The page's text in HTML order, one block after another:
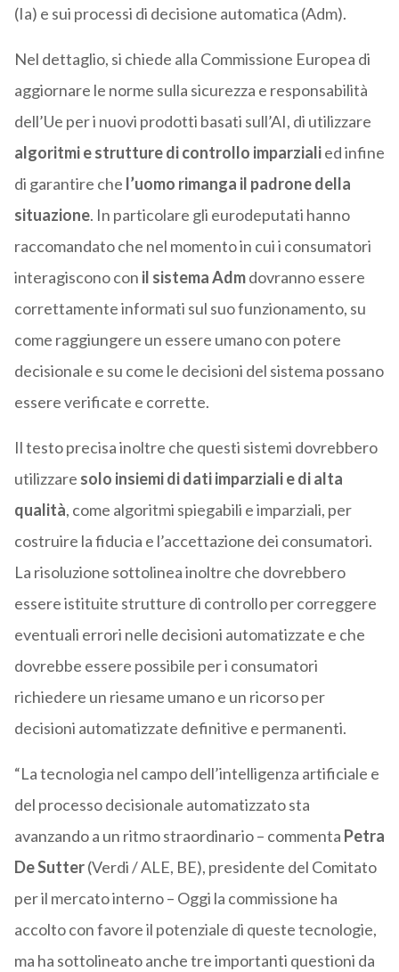
(Ia) e sui processi di decisione automatica (Adm).
Nel dettaglio, si chiede alla Commissione Europea di
aggiornare le norme sulla sicurezza e responsabilità
dell’Ue per i nuovi prodotti basati sull’AI, di utilizzare
algoritmi e strutture di controllo imparzialied infine
di garantire che l’uomo rimanga il padrone della
situazione. In particolare gli eurodeputati hanno
raccomandato che nel momento in cui i consumatori
interagiscono con il sistema Admdovranno essere
correttamente informati sul suo funzionamento, su
come raggiungere un essere umano con potere
decisionale e su come le decisioni del sistema possano
essere verificate e corrette.
Il testo precisa inoltre che questi sistemi dovrebbero
utilizzare solo insiemi di dati imparziali e di alta
qualità, come algoritmi spiegabili e imparziali, per
costruire la fiducia e l’accettazione dei consumatori.
La risoluzione sottolinea inoltre che dovrebbero
essere istituite strutture di controllo per correggere
eventuali errori nelle decisioni automatizzate e che
dovrebbe essere possibile per i consumatori
richiedere un riesame umano e un ricorso per
decisioni automatizzate definitive e permanenti.
“La tecnologia nel campo dell’intelligenza artificiale e
del processo decisionale automatizzato sta
avanzando a un ritmo straordinario – commenta Petra
De Sutter(Verdi / ALE, BE), presidente del Comitato
per il mercato interno – Oggi la commissione ha
accolto con favore il potenziale di queste tecnologie,
ma ha sottolineato anche tre importanti questioni da